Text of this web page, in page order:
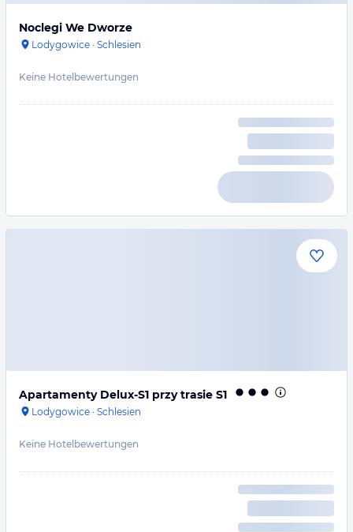
Noclegi We Dworze
Lodygowice · Schlesien
Keine Hotelbewertungen
Apartamenty Delux-S1 przy trasie S1
Lodygowice · Schlesien
Keine Hotelbewertungen